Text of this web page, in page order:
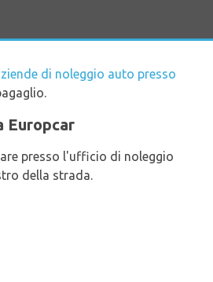
di noleggio auto presso
Europcar
presso l'ufficio di noleggio
della strada.